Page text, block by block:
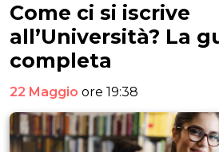
Come ci si iscrive
all’Università? La
completa
22 Maggio ore 19:38